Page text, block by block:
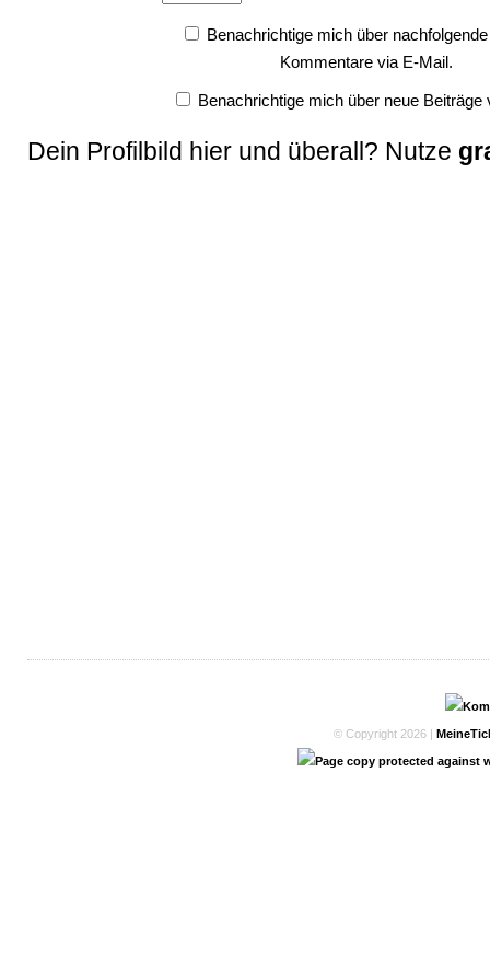
Benachrichtige mich über nachfolgende
Kommentare via E-Mail.
Benachrichtige mich über neue Beiträge
Dein Profilbild hier und überall? Nutze
© Copyright 2026 |